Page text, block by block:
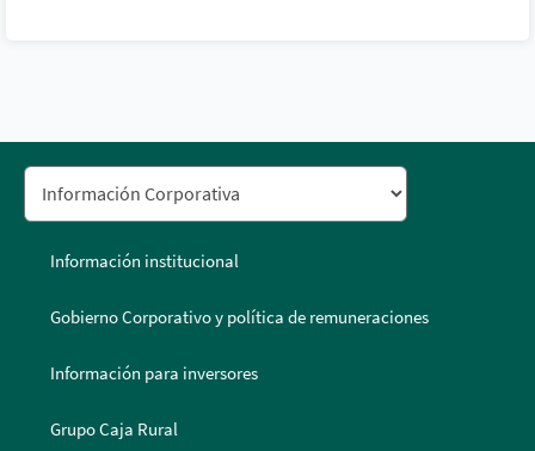
Información institucional
Gobierno Corporativo y política de remuneraciones
Información para inversores
Grupo Caja Rural